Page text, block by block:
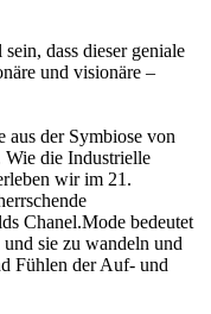
dass dieser geniale
und visionäre –
aus der Symbiose von
die Industrielle
wir im 21.
Chanel.Mode bedeutet
sie zu wandeln und
Fühlen der Auf- und